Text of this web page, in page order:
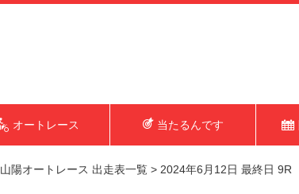
オートレース 当たるんです
山陽オートレース 出走表一覧 > 2024年6月12日 最終日 9R